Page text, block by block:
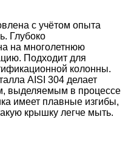
с учётом опыта
Глубоко
на многолетнюю
Подходит для
колонны.
AISI 304 делает
выделяемым в процессе
имеет плавные изгибы,
крышку легче мыть.